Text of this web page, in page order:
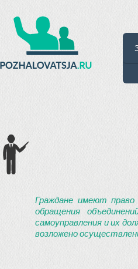
Граждане имеют право
обращения
самоуправления и их
возложено